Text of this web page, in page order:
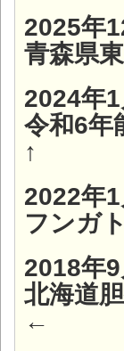
2025年
青森県
2024年1
令和6年
↑
2022年1
フンガ
2018年9
北海道
←